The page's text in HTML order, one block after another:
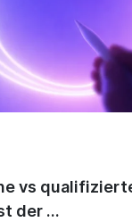
vs
der ...